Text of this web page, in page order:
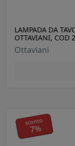
LAMPADA DA
OTTAVIANI, COD
Ottaviani
sconto
7%